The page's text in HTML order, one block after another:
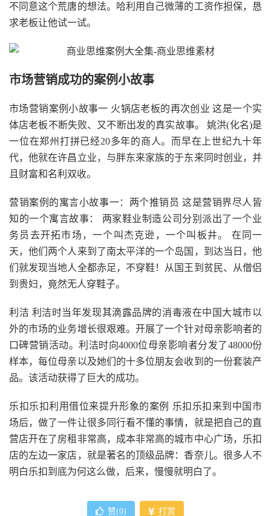
不同意这个荒唐的想法。哈利用自己微薄的工资作担保，恳
求老板让他试一试。
市场营销成功的案例小故事
市场营销案例小故事一 火锅店老板的再次创业 这是一个实
体店老板不断失败、又不断出发的真实故事。 姚洪(化名)是
一位在郑州打拼已经20多年的商人。而早在上世纪九十年
代，他就在许昌立业，与胖东来家族的于东来同时创业，并
且财富和名利双收。
营销案例的寓言小故事一：两个推销员 这是营销界尽人皆
知的一个寓言故事： 两家鞋业制造公司分别派出了一个业
务员去开拓市场，一个叫杰克逊，一个叫板井。 在同一
天，他们两个人来到了南太平洋的一个岛国，到达当日，他
们就发现当地人全都赤足，不穿鞋！从国王到贫民、从僧侣
到贵妇，竟然无人穿鞋子。
利洁 利洁时当年发现其滴露品牌的消毒液在中国大城市以
外的市场的业务增长很艰难。开展了一个针对母亲影响者的
口碑营销活动。利洁时向4000位母亲影响者分发了48000份
样本，每位母亲以及她们的十多位朋友会收到的一份套装产
品。该活动获得了巨大的成功。
乐扣乐扣利用借位来提升形象的案例 乐扣乐扣来到中国市
场后，做了一件让很多同行看不懂的事情，就是把自己的直
营店开在了房租非常高，成本非常高的城市中心广场，乐扣
店的左边一家店，就是著名的顶级品牌：香奈儿。很多人不
明白乐扣到底为何这么做，后来，慢慢就明白了。
赞(0) 打赏